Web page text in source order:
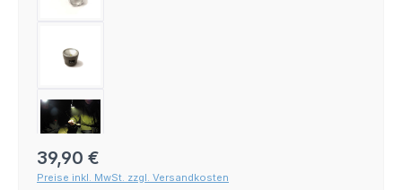
Regulärer Preis:
39,90 €
Preise inkl. MwSt. zzgl. Versandkosten